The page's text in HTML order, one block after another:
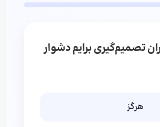
تصمیم‌گیری برایم دشوار
هرگز